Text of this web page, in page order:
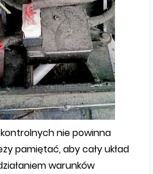
nie powinna
pamiętać, aby cały układ
warunków